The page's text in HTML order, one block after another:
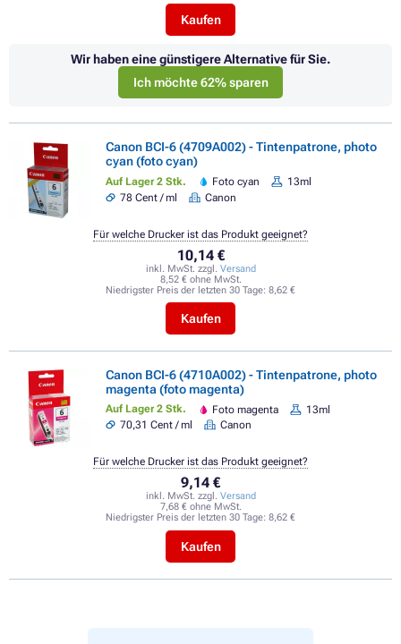
Kaufen
Wir haben eine günstigere Alternative für Sie.
Ich möchte 62% sparen
Canon BCI-6 (4709A002) - Tintenpatrone, photo
cyan (foto cyan)
Auf Lager 2 Stk. Foto cyan
13ml
78 Cent / ml
Canon
10,14 €
inkl. MwSt. zzgl. Versand
8,52 € ohne MwSt.
Niedrigster Preis der letzten 30 Tage: 8,62 €
Kaufen
Für welche Drucker ist das Produkt geeignet?
Canon BCI-6 (4710A002) - Tintenpatrone, photo
magenta (foto magenta)
Auf Lager 2 Stk. Foto magenta
13ml
70,31 Cent / ml
Canon
9,14 €
inkl. MwSt. zzgl. Versand
7,68 € ohne MwSt.
Niedrigster Preis der letzten 30 Tage: 8,62 €
Kaufen
Für welche Drucker ist das Produkt geeignet?